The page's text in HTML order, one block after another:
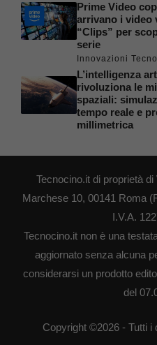
Prime Video
arrivano i video
“Clips” per
serie
Innovazioni
L’intelligenza
rivoluziona le
spaziali:
tempo reale e
millimetrica
Tecnocino.it di proprietà
Marchese 10, 00141 Roma
I.V.A.
Tecnocino.it non è una
aggiornato senza alcuna
considerarsi un prodotto
del
Copyright ©2026 - Tutti i